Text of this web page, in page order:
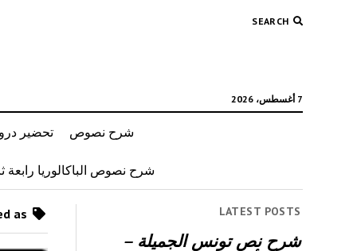
SEARCH
7 أغسطس، 2026
شرح نصوص تحضير
شرح نصوص الباكالوريا رابعة
LATEST POSTS
شرح نص تونس الجميلة –